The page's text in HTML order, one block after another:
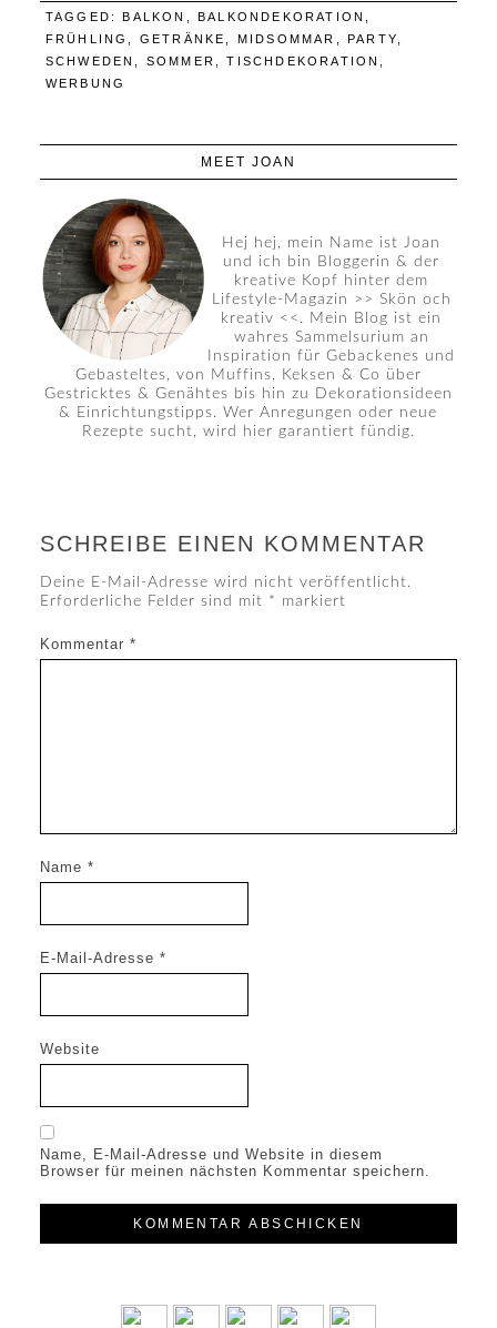
TAGGED:BALKON ,BALKONDEKORATION
FRÜHLING
GETRÄNKE MIDSOMMAR ,PARTY
SCHWEDEN
SOMMER ,TISCHDEKORATION
WERBUNG
MEET JOAN
Hej hej, mein Name ist Joan
und ich bin Bloggerin & der
kreative Kopf hinter dem
Lifestyle-Magazin >> Skön och
kreativ <<. Mein Blog ist ein
wahres Sammelsurium an
Inspiration für Gebackenes und
Gebasteltes, von Muffins, Keksen & Co über
Gestricktes & Genähtes bis hin zu Dekorationsideen
& Einrichtungstipps. Wer Anregungen oder neue
Rezepte sucht, wird hier garantiert fündig.
SCHREIBE EINEN KOMMENTAR
Deine E-Mail-Adresse wird nicht veröffentlicht.
Erforderliche Felder sind mit * markiert
Kommentar *
Name *
E-Mail-Adresse *
Website
Name, E-Mail-Adresse und Website in diesem
Browser für meinen nächsten Kommentar speichern.